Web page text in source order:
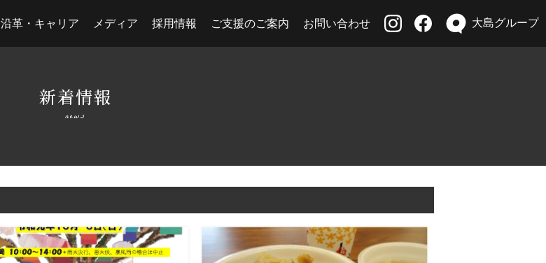
沿革・キャリア メディア 採用情報 ご支援のご案内 お問い合わせ 大島グループ
新着情報
news